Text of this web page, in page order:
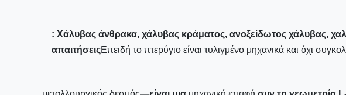
: Χάλυβας άνθρακα, χάλυβας κράματος, ανοξείδωτος χάλυβας,
απαιτήσειςΕπειδή το πτερύγιο είναι τυλιγμένο μηχανικά και όχι